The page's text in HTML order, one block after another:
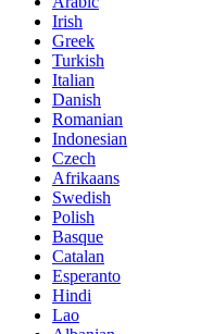
Irish
Greek
Turkish
Italian
Danish
Romanian
Indonesian
Czech
Afrikaans
Swedish
Polish
Basque
Catalan
Esperanto
Hindi
Lao